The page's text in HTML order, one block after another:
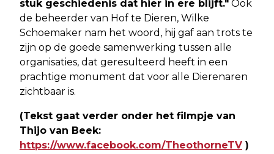
stuk geschiedenis dat hier in ere blijft." Ook
de beheerder van Hof te Dieren, Wilke
Schoemaker nam het woord, hij gaf aan trots te
zijn op de goede samenwerking tussen alle
organisaties, dat geresulteerd heeft in een
prachtige monument dat voor alle Dierenaren
zichtbaar is.
(Tekst gaat verder onder het filmpje van
Thijo van Beek:
https://www.facebook.com/TheothorneTV )